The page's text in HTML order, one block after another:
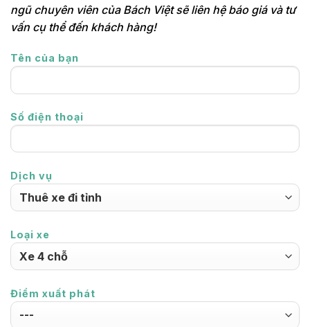
ngũ chuyên viên của Bách Việt sẽ liên hệ báo giá và tư
vấn cụ thể đến khách hàng!
Tên của bạn
Số điện thoại
Dịch vụ
Loại xe
Điểm xuất phát